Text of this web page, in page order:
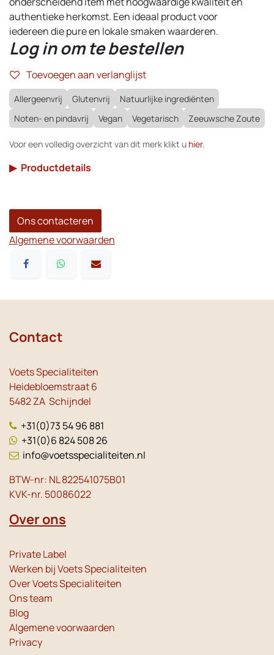
authentieke herkomst. Een ideaal product voor
iedereen die pure en lokale smaken waarderen.
Log in om te bestellen
Toevoegen aan verlanglijst
Allergeenvrij Glutenvrij
Natuurlijke ingrediënten
Noten- en pindavrij
Vegan Vegetarisch Zeeuwsche Zoute
Voor een volledig overzicht van dit merk klikt u hier.
▶ Productdetails
Ons contacteren
Algemene voorwaarden
Contact
Voets Specialiteiten
Heidebloemstraat 6
5482 ZA Schijndel
+31(0)73 54 96 881
+31(0)6 824 508 26
info@voetsspecialiteiten.nl
BTW-nr: NL 822541075B01
KVK-nr. 50086022
Over ons
Private Label
Werken bij Voets Specialiteiten
Over Voets Specialiteiten
Ons team
Blog
Algemene voorwaarden
Privacy